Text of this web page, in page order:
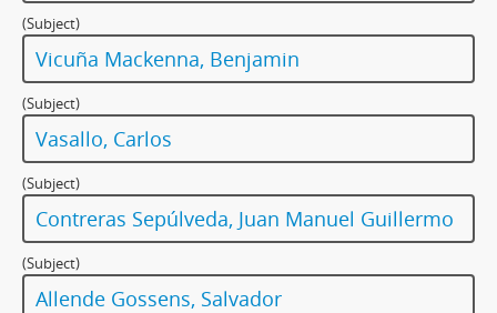
(Subject)
Vicuña Mackenna, Benjamin
(Subject)
Vasallo, Carlos
(Subject)
Contreras Sepúlveda, Juan Manuel Guillermo
(Subject)
Allende Gossens, Salvador